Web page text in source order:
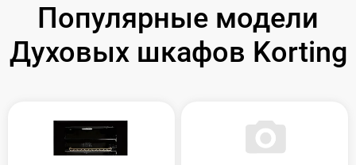
Популярные модели
Духовых шкафов Korting